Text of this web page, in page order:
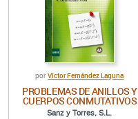
porVíctor Fernández Laguna
PROBLEMAS DE ANILLOS Y
CUERPOS CONMUTATIVOS
Sanz y Torres, S.L.